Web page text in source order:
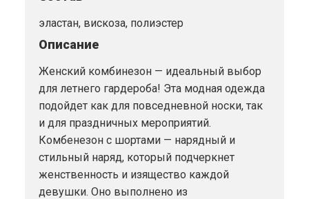
эластан, вискоза, полиэстер
Описание
Женский комбинезон — идеальный выбор
для летнего гардероба! Эта модная одежда
подойдет как для повседневной носки, так
и для праздничных мероприятий.
Комбенезон с шортами — нарядный и
стильный наряд, который подчеркнет
женственность и изящество каждой
девушки. Оно выполнено из